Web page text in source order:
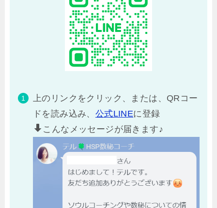
上のリンクをクリック、または、QRコー
ドを読み込み、 公式LINEに登録
こんなメッセージが届きます♪